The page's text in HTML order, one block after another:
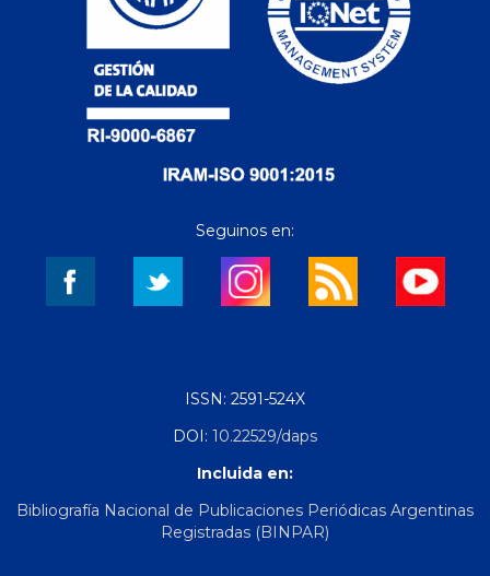
Seguinos en:
ISSN: 2591-524X
DOI: 10.22529/daps
Incluida en:
Bibliografía Nacional de Publicaciones Periódicas Argentinas
Registradas (BINPAR)